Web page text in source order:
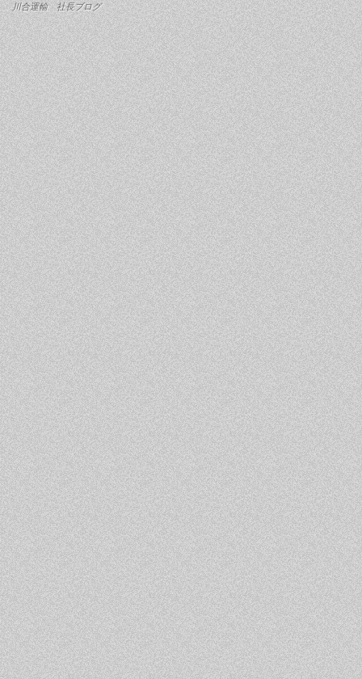
川合運輸 社長ブログ